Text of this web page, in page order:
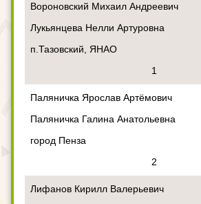
Вороновский Михаил Андреевич
Лукьянцева Нелли Артуровна
п.Тазовский, ЯНАО
1
Паляничка Ярослав Артёмович
Паляничка Галина Анатольевна
город Пенза
2
Лифанов Кирилл Валерьевич